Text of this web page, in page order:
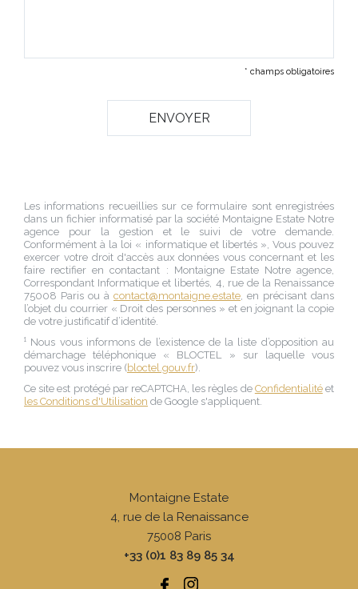
* champs obligatoires
Les informations recueillies sur ce formulaire sont enregistrées
dans un fichier informatisé par la société Montaigne Estate Notre
agence pour la gestion et le suivi de votre demande.
Conformément à la loi « informatique et libertés », Vous pouvez
exercer votre droit d'accès aux données vous concernant et les
faire rectifier en contactant : Montaigne Estate Notre agence,
Correspondant Informatique et libertés, 4, rue de la Renaissance
75008 Paris ou à contact@montaigne.estate, en précisant dans
l’objet du courrier « Droit des personnes » et en joignant la copie
de votre justificatif d’identité.
¹ Nous vous informons de l’existence de la liste d’opposition au
démarchage téléphonique « BLOCTEL » sur laquelle vous
pouvez vous inscrire (bloctel.gouv.fr).
Ce site est protégé par reCAPTCHA, les règles de Confidentialitéet
les Conditions d'Utilisation de Google s'appliquent.
Montaigne Estate
4, rue de la Renaissance
75008 Paris
+33 (0)1 83 89 85 34